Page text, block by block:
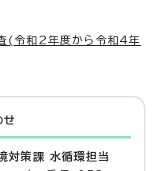
(令和2年度から令和4年
せ
対策課 水循環担当